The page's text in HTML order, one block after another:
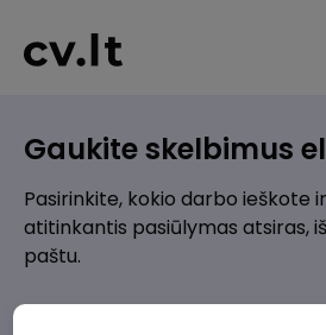
Gaukite skelbimus
Pasirinkite, kokio darbo ieškote
atitinkantis pasiūlymas atsiras,
paštu.